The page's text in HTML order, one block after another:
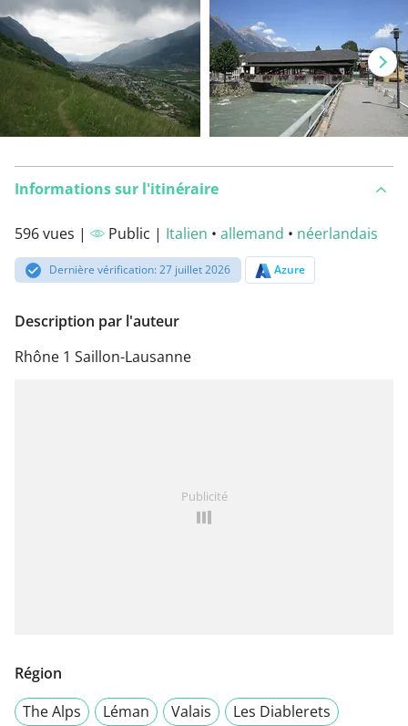
Informations sur l'itinéraire
596 vues | Public | Italien • allemand • néerlandais
Dernière vérification: 27 juillet 2026 Azure
Description par l'auteur
Rhône 1 Saillon-Lausanne
Publicité
Région
The Alps
Léman Valais
Les Diablerets